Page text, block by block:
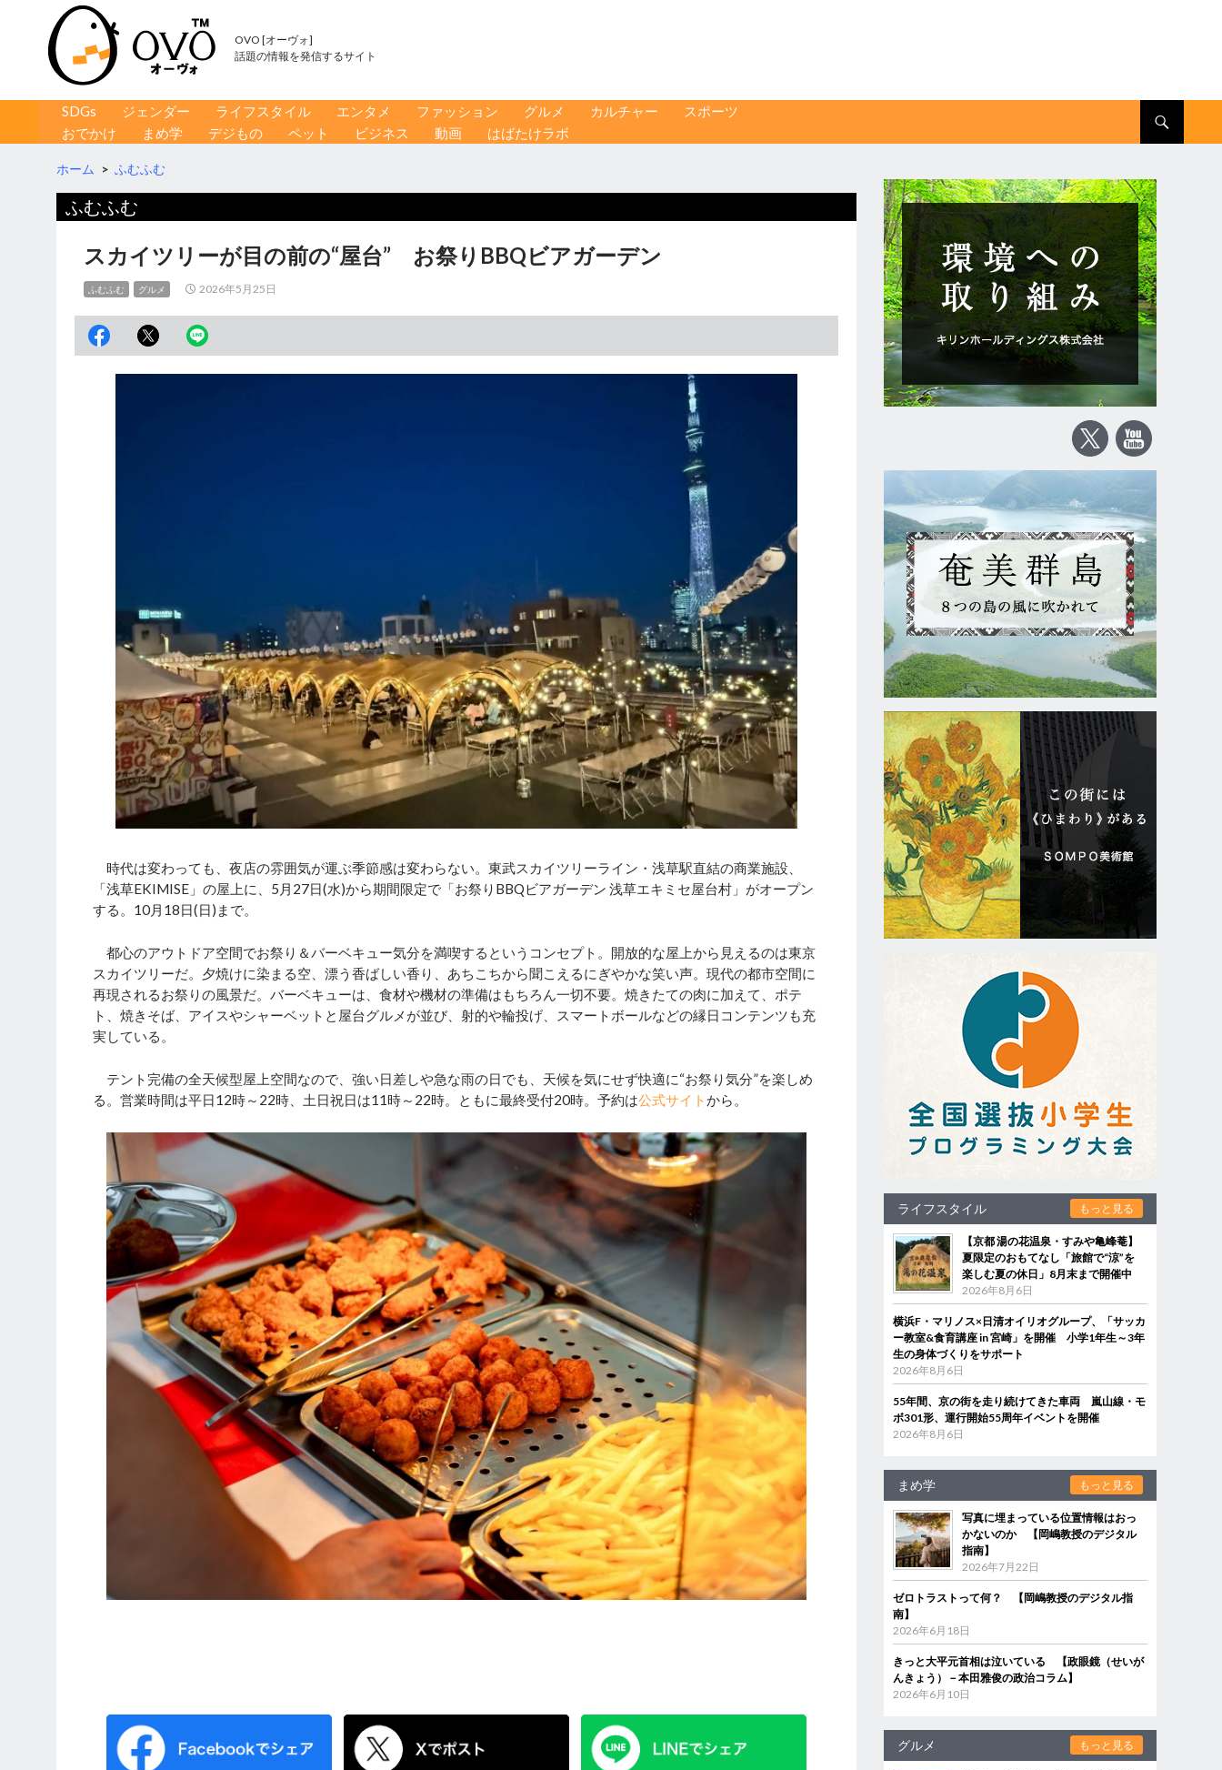
OVO [オーヴォ]
話題の情報を発信するサイト
コンテンツへ移動
SDGs ジェンダー ライフスタイル エンタメ ファッション グルメ カルチャー
スポーツ
おでかけ
まめ学 デジもの ペット ビジネス 動画 はばたけラボ
ホーム > ふむふむ
ふむふむ
スカイツリーが目の前の“屋台” お祭りBBQビアガーデン
ふむふむ グルメ 2026年5月25日
時代は変わっても、夜店の雰囲気が運ぶ季節感は変わらない。東武スカイツリーライン・浅草駅直結の商業施設、
「浅草EKIMISE」の屋上に、5月27日(水)から期間限定で「お祭りBBQビアガーデン 浅草エキミセ屋台村」がオープン
する。10月18日(日)まで。
都心のアウトドア空間でお祭り＆バーベキュー気分を満喫するというコンセプト。開放的な屋上から見えるのは東京
スカイツリーだ。夕焼けに染まる空、漂う香ばしい香り、あちこちから聞こえるにぎやかな笑い声。現代の都市空間に
再現されるお祭りの風景だ。バーベキューは、食材や機材の準備はもちろん一切不要。焼きたての肉に加えて、ポテ
ト、焼きそば、アイスやシャーベットと屋台グルメが並び、射的や輪投げ、スマートボールなどの縁日コンテンツも充
実している。
テント完備の全天候型屋上空間なので、強い日差しや急な雨の日でも、天候を気にせず快適に“お祭り気分”を楽しめ
る。営業時間は平日12時～22時、土日祝日は11時～22時。ともに最終受付20時。予約は公式サイトから。
ライフスタイル もっと見る
【京都 湯の花温泉・すみや亀峰菴】
夏限定のおもてなし「旅館で“涼”を
楽しむ夏の休日」8月末まで開催中
2026年8月6日
横浜F・マリノス×日清オイリオグループ、「サッカ
ー教室&食育講座 in 宮崎」を開催 小学1年生～3年
生の身体づくりをサポート
2026年8月6日
55年間、京の街を走り続けてきた車両 嵐山線・モ
ボ301形、運行開始55周年イベントを開催
2026年8月6日
まめ学 もっと見る
写真に埋まっている位置情報はおっ
かないのか 【岡嶋教授のデジタル
指南】
2026年7月22日
ゼロトラストって何？ 【岡嶋教授のデジタル指
南】
2026年6月18日
きっと大平元首相は泣いている 【政眼鏡（せいが
んきょう）－本田雅俊の政治コラム】
2026年6月10日
グルメ もっと見る